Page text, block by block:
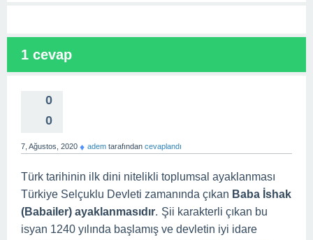
1 cevap
0
0
7, Ağustos, 2020 ♦ adem tarafından cevaplandı
Türk tarihinin ilk dini nitelikli toplumsal ayaklanması
Türkiye Selçuklu Devleti zamanında çıkan Baba İshak
(Babailer) ayaklanmasıdır. Şii karakterli çıkan bu
isyan 1240 yılında başlamış ve devletin iyi idare